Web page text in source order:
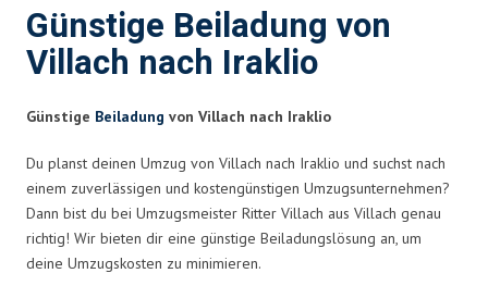
Günstige Beiladung von
Villach nach Iraklio
Günstige Beiladung von Villach nach Iraklio
Du planst deinen Umzug von Villach nach Iraklio und suchst nach
einem zuverlässigen und kostengünstigen Umzugsunternehmen?
Dann bist du bei Umzugsmeister Ritter Villach aus Villach genau
richtig! Wir bieten dir eine günstige Beiladungslösung an, um
deine Umzugskosten zu minimieren.